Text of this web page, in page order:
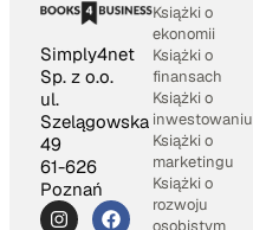
Simply4net
Sp. z o.o.
ul.
Szelągowska
49
61-626
Poznań
Książki o
ekonomii
Książki o
finansach
Książki o
inwestowaniu
Książki o
marketingu
Książki o
rozwoju
osobistym